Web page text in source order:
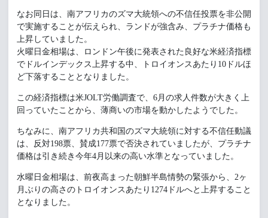
なお同日は、南アフリカのズマ大統領への不信任投票を非公開
で実施することが伝えられ、ランドが強含み、プラチナ価格も
上昇していました。
火曜日金相場は、ロンドン午後に発表された良好な米経済指標
でドルインデックス上昇する中、トロイオンスあたり10ドルほ
ど下落することとなりました。
この経済指標は米JOLT労働調査で、6月の求人件数が大きく上
回っていたことから、薄商いの市場を動かしたようでした。
ちなみに、南アフリカ共和国のズマ大統領に対する不信任動議
は、反対198票、賛成177票で否決されていましたが、プラチナ
価格は引き続き今年4月以来の高い水準となっていました。
水曜日金相場は、前夜高まった朝鮮半島情勢の緊張から、2ヶ
月ぶりの高さのトロイオンスあたり1274ドルへと上昇すること
となりました。